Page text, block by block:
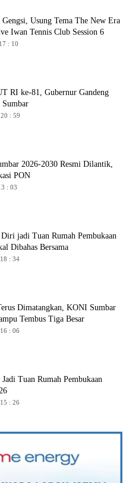
Usung Tema The New Era
Iwan Tennis Club Session 6
: 10
RI ke-81, Gubernur Gandeng
: 59
2026-2030 Resmi Dilantik,
PON
: 03
jadi Tuan Rumah Pembukaan
Dibahas Bersama
: 34
Dimatangkan, KONI Sumbar
Tembus Tiga Besar
: 06
Tuan Rumah Pembukaan
: 26